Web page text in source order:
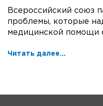
Всероссийский союз
проблемы, которые
медицинской помощи
Читать далее...